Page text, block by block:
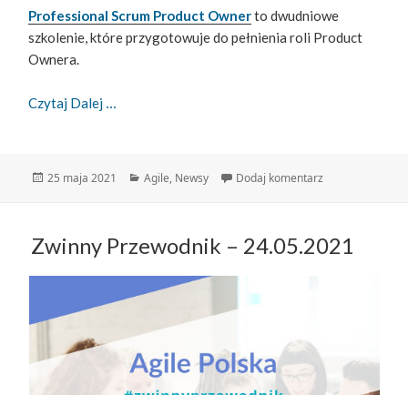
Professional Scrum Product Ownerto dwudniowe
szkolenie, które przygotowuje do pełnienia roli Product
Ownera.
Czytaj Dalej
Data
25 maja 2021 Kategorie
Agile, Newsy Dodaj komentarz
Zwinny Przewodnik – 24.05.2021